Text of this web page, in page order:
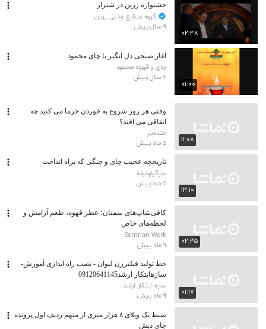
۰۲:۴۸
جشنواره زرین در شیراز
گروه صنایع غذایی زرین
۹ سال پیش
۰۱:۰۰
آغاز صبحی دل انگیز با چای محمود
چای و قهوه محمود
۶ سال پیش
۱۱:۰۸
وقتی هر روز شروع به خوردن خرما می کنید چه
اتفاقی می افتد؟
خنده‌بار
۵ ماه پیش
۱۳:۱۰
تاریخچه عجیب چای و جنگی که براه انداخت
سرگرم‌خونه
۵ ماه پیش
۰۲:۳۵
کافی‌شاپ‌های سمنان؛ عطر قهوه، طعم آرامش و
لحظه‌های خاص
Semnan Work
۹ ماه پیش
۰۱:۱۷
خط تولید فیلترزن لیوان - نصب راه اندازی آموزش-
سازهابتکار ارشد09120641145
سازه ابتکار ارشد
۹ ماه پیش
ضبط یک ویلای ۸ هزار متری از متهم ردیف اول پرونده
چای دبش